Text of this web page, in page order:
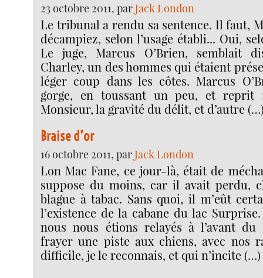
23 octobre 2011, parJack London
Le tribunal a rendu sa sentence. Il faut,
décampiez, selon l’usage établi... Oui,
Le juge, Marcus O’Brien, semblait
Charley, un des hommes qui étaient
léger coup dans les côtes. Marcus
gorge, en toussant un peu, et reprit
Monsieur, la gravité du délit, et d’autre
Braise d’or
16 octobre 2011, parJack London
Lon Mac Fane, ce jour-là, était de
suppose du moins, car il avait perdu,
blague à tabac. Sans quoi, il m’eût
l’existence de la cabane du lac
nous nous étions relayés à l’avant
frayer une piste aux chiens, avec nos
difficile, je le reconnais, et qui n’incite (…)